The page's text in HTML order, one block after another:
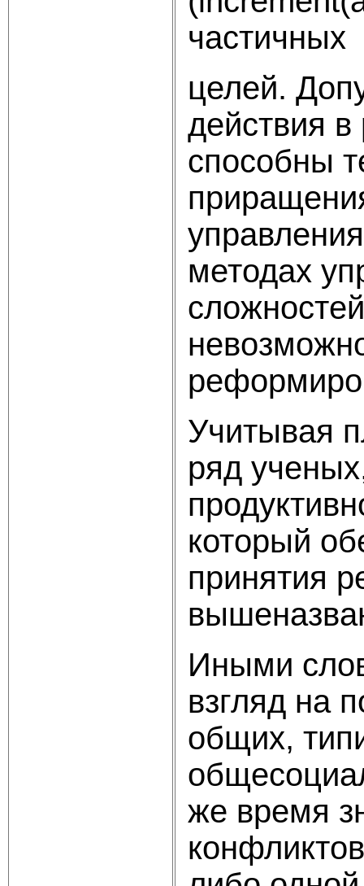
частичных
целей.
действия
способны
методах
Учитывая
ряд
который
принятия
Иными
взгляд на
общих,
же время